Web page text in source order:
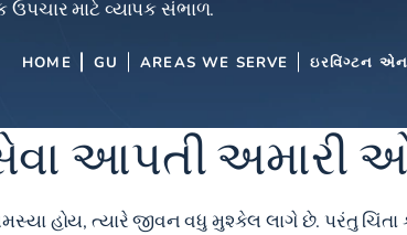
ઉપચાર માટે વ્યાપક સંભાળ.
HOME GU AREAS WE SERVE ઇરવિંગ્ટન
સેવા આપતી અમારી
હોય, ત્યારે જીવન વધુ મુશ્કેલ લાગે છે. પરંતુ ચિંતા